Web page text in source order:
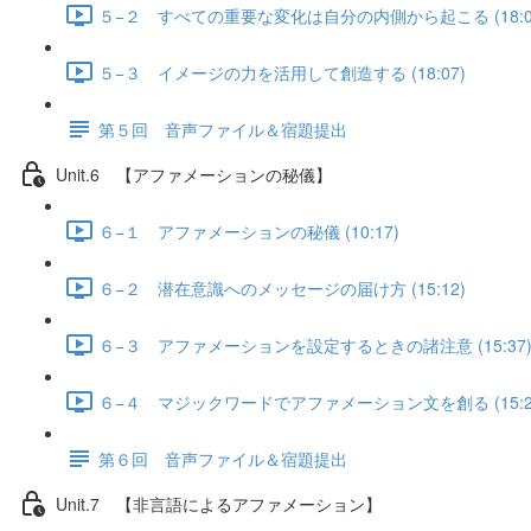
５−２ すべての重要な変化は自分の内側から起こる
５−３ イメージの力を活用して創造する (18:07)
第５回 音声ファイル＆宿題提出
Unit.6 【アファメーションの秘儀】
６−１ アファメーションの秘儀 (10:17)
６−２ 潜在意識へのメッセージの届け方 (15:12)
６−３ アファメーションを設定するときの諸注意 (15:37)
６−４ マジックワードでアファメーション文を創る
第６回 音声ファイル＆宿題提出
Unit.7 【非言語によるアファメーション】